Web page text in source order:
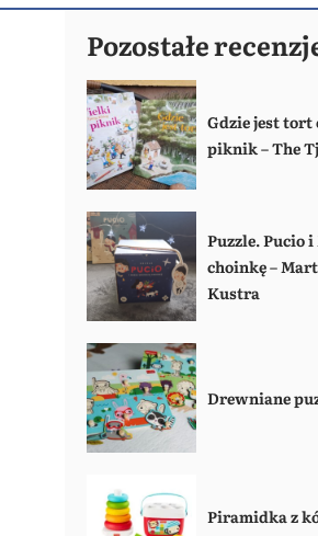
Pozostałe
Gdzie jest
piknik – The
Puzzle. Pucio
choinkę –
Kustra
Drewniane
Piramidka z